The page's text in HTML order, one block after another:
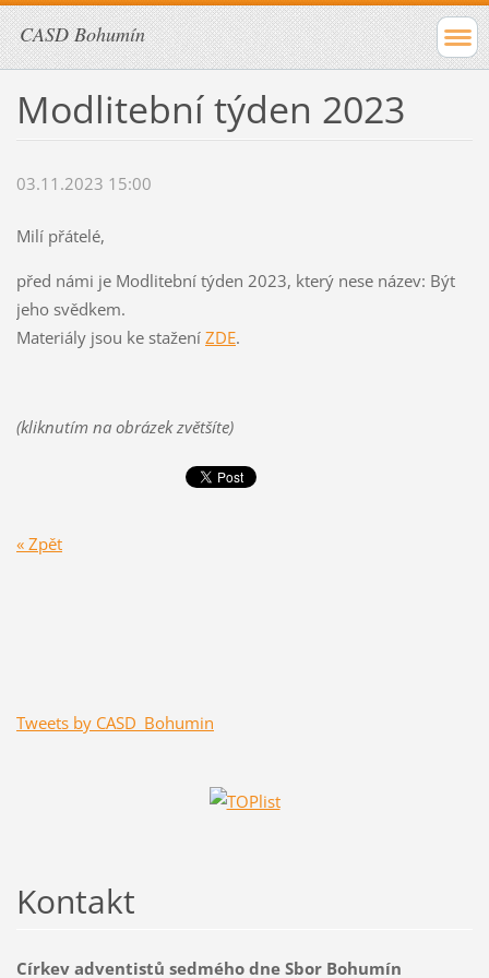
CASD Bohumín
Modlitební týden 2023
03.11.2023 15:00
Milí přátelé,
před námi je Modlitební týden 2023, který nese název: Být
jeho svědkem.
Materiály jsou ke stažení ZDE.
(kliknutím na obrázek zvětšíte)
« Zpět
Tweets by CASD_Bohumin
Kontakt
Církev adventistů sedmého dne Sbor Bohumín